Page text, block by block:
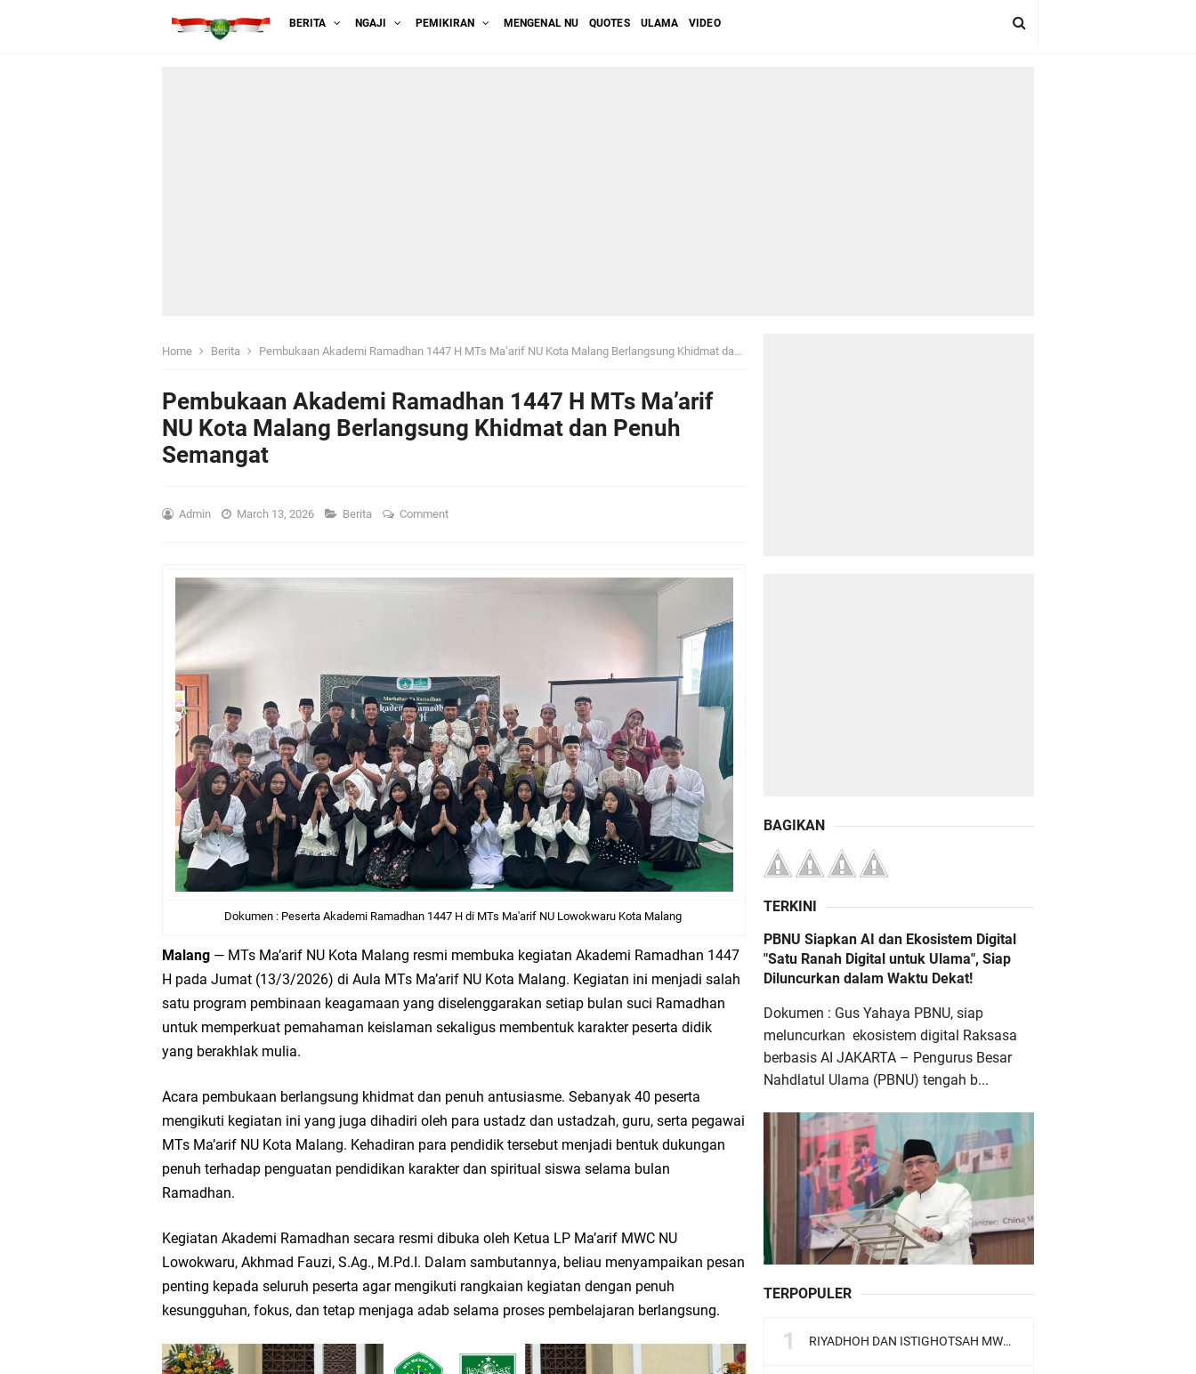
BERITA NGAJI PEMIKIRAN MENGENAL NU QUOTES ULAMA VIDEO
Home Berita Pembukaan Akademi Ramadhan 1447 H MTs Ma’arif NU Kota Malang Berlangsung Khidmat dan Penuh Semangat
Pembukaan Akademi Ramadhan 1447 H MTs Ma’arif
NU Kota Malang Berlangsung Khidmat dan Penuh
Semangat
Admin March 13, 2026 Berita Comment
Dokumen : Peserta Akademi Ramadhan 1447 H di MTs Ma'arif NU Lowokwaru Kota Malang
Malang — MTs Ma’arif NU Kota Malang resmi membuka kegiatan Akademi Ramadhan 1447
H pada Jumat (13/3/2026) di Aula MTs Ma’arif NU Kota Malang. Kegiatan ini menjadi salah
satu program pembinaan keagamaan yang diselenggarakan setiap bulan suci Ramadhan
untuk memperkuat pemahaman keislaman sekaligus membentuk karakter peserta didik
yang berakhlak mulia.
Acara pembukaan berlangsung khidmat dan penuh antusiasme. Sebanyak 40 peserta
mengikuti kegiatan ini yang juga dihadiri oleh para ustadz dan ustadzah, guru, serta pegawai
MTs Ma’arif NU Kota Malang. Kehadiran para pendidik tersebut menjadi bentuk dukungan
penuh terhadap penguatan pendidikan karakter dan spiritual siswa selama bulan
Ramadhan.
Kegiatan Akademi Ramadhan secara resmi dibuka oleh Ketua LP Ma’arif MWC NU
Lowokwaru, Akhmad Fauzi, S.Ag., M.Pd.I. Dalam sambutannya, beliau menyampaikan pesan
penting kepada seluruh peserta agar mengikuti rangkaian kegiatan dengan penuh
kesungguhan, fokus, dan tetap menjaga adab selama proses pembelajaran berlangsung.
BAGIKAN
TERKINI
PBNU Siapkan AI dan Ekosistem Digital
"Satu Ranah Digital untuk Ulama", Siap
Diluncurkan dalam Waktu Dekat!
Dokumen : Gus Yahaya PBNU, siap
meluncurkan ekosistem digital Raksasa
berbasis AI JAKARTA – Pengurus Besar
Nahdlatul Ulama (PBNU) tengah b...
TERPOPULER
RIYADHOH DAN ISTIGHOTSAH MWC NU LOWOKWARU Menyambut Muktamar NU ke-35, Meneguhkan Sanad Laku Para Muassis